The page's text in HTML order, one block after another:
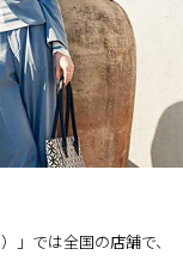
」では全国の店舗で、